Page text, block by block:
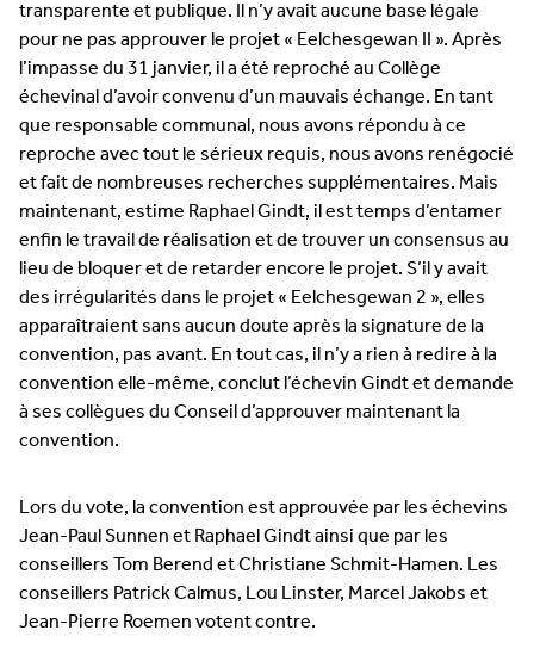
transparente et publique. Il n’y avait aucune base légale
pour ne pas approuver le projet « Eelchesgewan II ». Après
l’impasse du 31 janvier, il a été reproché au Collège
échevinal d’avoir convenu d’un mauvais échange. En tant
que responsable communal, nous avons répondu à ce
reproche avec tout le sérieux requis, nous avons renégocié
et fait de nombreuses recherches supplémentaires. Mais
maintenant, estime Raphael Gindt, il est temps d’entamer
enfin le travail de réalisation et de trouver un consensus au
lieu de bloquer et de retarder encore le projet. S’il y avait
des irrégularités dans le projet « Eelchesgewan 2 », elles
apparaîtraient sans aucun doute après la signature de la
convention, pas avant. En tout cas, il n’y a rien à redire à la
convention elle-même, conclut l’échevin Gindt et demande
à ses collègues du Conseil d’approuver maintenant la
convention.
Lors du vote, la convention est approuvée par les échevins
Jean-Paul Sunnen et Raphael Gindt ainsi que par les
conseillers Tom Berend et Christiane Schmit-Hamen. Les
conseillers Patrick Calmus, Lou Linster, Marcel Jakobs et
Jean-Pierre Roemen votent contre.